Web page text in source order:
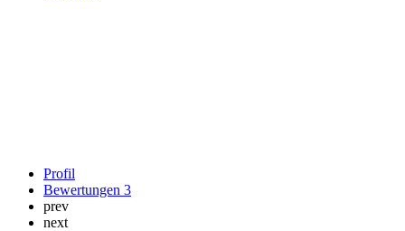
Profil
Bewertungen 3
prev
next